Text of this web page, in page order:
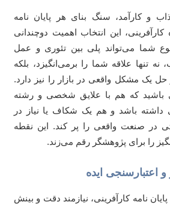
سنگ بنای هر پایان نامه
این انتخاب اهمیت دوچندانی
می‌تواند پلی بین تئوری و عمل
علاقه شما را برمی‌انگیزد، بلکه
مشکل واقعی در بازار را نیز دارد.
که هم با علایق شخصی و رشته
باشد و هم یک شکاف یا نیاز در
صنعت واقعی را پر کند. این نقطه
برای پژوهشگر رقم می‌زند.
کارآفرینی، نیازمند دقت و بینش